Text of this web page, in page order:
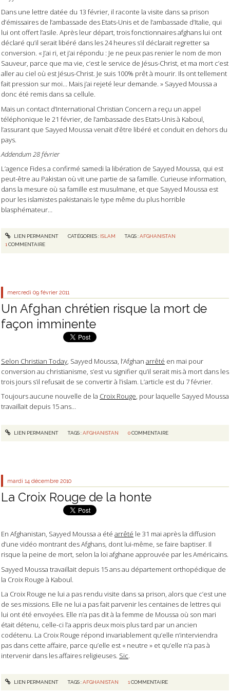
Dans une lettre datée du 13 février, il raconte la visite dans sa prison
d’émissaires de l’ambassade des Etats-Unis et de l’ambassade d’Italie, qui
lui ont offert l’asile. Après leur départ, trois fonctionnaires afghans lui ont
déclaré qu’il serait libéré dans les 24 heures s’il déclarait regretter sa
conversion. « J’ai ri, et j’ai répondu : Je ne peux pas renier le nom de mon
Sauveur, parce que ma vie, c’est le service de Jésus-Christ, et ma mort c’est
aller au ciel où est Jésus-Christ. Je suis 100% prêt à mourir. Ils ont tellement
fait pression sur moi… Mais j’ai rejeté leur demande. » Sayyed Moussa a
donc été remis dans sa cellule.
Mais un contact d’International Christian Concern a reçu un appel
téléphonique le 21 février, de l’ambassade des Etats-Unis à Kaboul,
l’assurant que Sayyed Moussa venait d’être libéré et conduit en dehors du
pays.
Addendum 28 février
L’agence Fides a confirmé samedi la libération de Sayyed Moussa, qui est
peut-être au Pakistan où vit une partie de sa famille. Curieuse information,
dans la mesure où sa famille est musulmane, et que Sayyed Moussa est
pour les islamistes pakistanais le type même du plus horrible
blasphémateur…
LIEN PERMANENT CATÉGORIES : ISLAM TAGS :AFGHANISTAN
1COMMENTAIRE
mercredi 09 février 2011
Un Afghan chrétien risque la mort de
façon imminente
Selon Christian Today , Sayyed Moussa, l’Afghan arrêté en mai pour
conversion au christianisme, s’est vu signifier qu’il serait mis à mort dans les
trois jours s’il refusait de se convertir à l’islam. L’article est du 7 février.
Toujours aucune nouvelle de la Croix Rouge, pour laquelle Sayyed Moussa
travaillait depuis 15 ans…
LIEN PERMANENT TAGS :AFGHANISTAN 0COMMENTAIRE
mardi 14 décembre 2010
La Croix Rouge de la honte
En Afghanistan, Sayyed Moussa a été arrêté le 31 mai après la diffusion
d’une vidéo montrant des Afghans, dont lui-même, se faire baptiser. Il
risque la peine de mort, selon la loi afghane approuvée par les Américains.
Sayyed Moussa travaillait depuis 15 ans au département orthopédique de
la Croix Rouge à Kaboul.
La Croix Rouge ne lui a pas rendu visite dans sa prison, alors que c’est une
de ses missions. Elle ne lui a pas fait parvenir les centaines de lettres qui
lui ont été envoyées. Elle n’a pas dit à la femme de Moussa où son mari
était détenu, celle-ci l’a appris deux mois plus tard par un ancien
codétenu. La Croix Rouge répond invariablement qu’elle n’interviendra
pas dans cette affaire, parce qu’elle est « neutre » et qu’elle n’a pas à
intervenir dans les affaires religieuses. Sic.
LIEN PERMANENT TAGS :AFGHANISTAN 1 COMMENTAIRE